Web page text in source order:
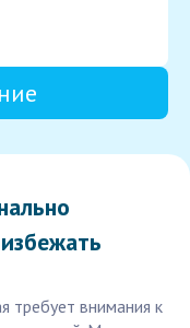
требует внимания к